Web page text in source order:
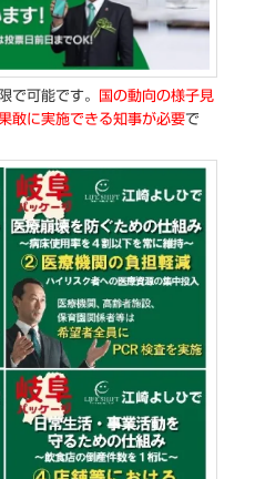
で可能です。
国の動向の様子見
敢に実施できる知事が必要で